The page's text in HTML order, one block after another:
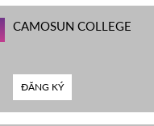
CAMOSUN COLLEGE
ĐĂNG KÝ